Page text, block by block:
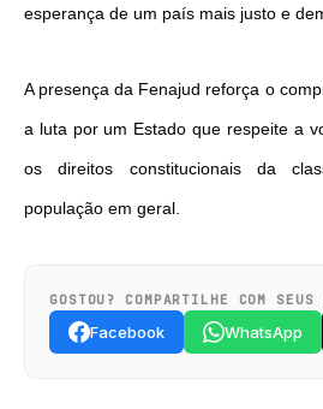
esperança de um país mais justo e
A presença da Fenajud reforça o
a luta por um Estado que respeite a
os direitos constitucionais da
população em geral.
GOSTOU? COMPARTILHE COM SEUS
Facebook WhatsApp